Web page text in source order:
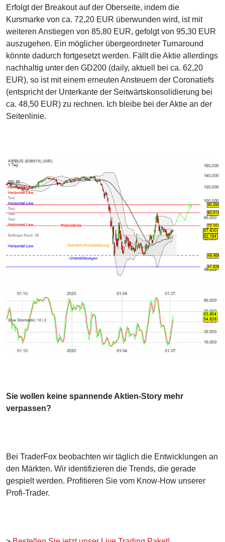
Erfolgt der Breakout auf der Oberseite, indem die
Kursmarke von ca. 72,20 EUR überwunden wird, ist mit
weiteren Anstiegen von 85,80 EUR, gefolgt von 95,30 EUR
auszugehen. Ein möglicher übergeordneter Turnaround
könnte dadurch fortgesetzt werden. Fällt die Aktie allerdings
nachhaltig unter den GD200 (daily, aktuell bei ca. 62,20
EUR), so ist mit einem erneuten Ansteuern der Coronatiefs
(entspricht der Unterkante der Seitwärtskonsolidierung bei
ca. 48,50 EUR) zu rechnen. Ich bleibe bei der Aktie an der
Seitenlinie.
Sie wollen keine spannende Aktien-Story mehr
verpassen?
Bei TraderFox beobachten wir täglich die Entwicklungen an
den Märkten. Wir identifizieren die Trends, die gerade
gespielt werden. Profitieren Sie vom Know-How unserer
Profi-Trader.